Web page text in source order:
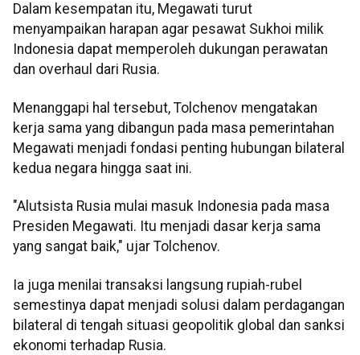
Dalam kesempatan itu, Megawati turut
menyampaikan harapan agar pesawat Sukhoi milik
Indonesia dapat memperoleh dukungan perawatan
dan overhaul dari Rusia.
Menanggapi hal tersebut, Tolchenov mengatakan
kerja sama yang dibangun pada masa pemerintahan
Megawati menjadi fondasi penting hubungan bilateral
kedua negara hingga saat ini.
"Alutsista Rusia mulai masuk Indonesia pada masa
Presiden Megawati. Itu menjadi dasar kerja sama
yang sangat baik," ujar Tolchenov.
Ia juga menilai transaksi langsung rupiah-rubel
semestinya dapat menjadi solusi dalam perdagangan
bilateral di tengah situasi geopolitik global dan sanksi
ekonomi terhadap Rusia.